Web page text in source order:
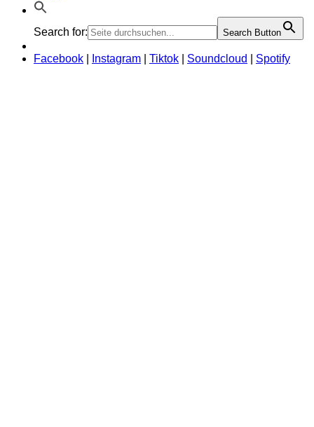
Search for: Search Button
Facebook Instagram Tiktok Soundcloud Spotify